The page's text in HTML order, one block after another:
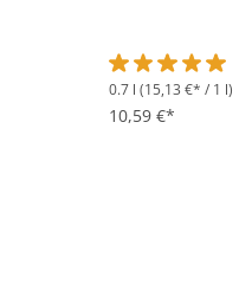
Durchschnittliche
0.7 l (15,13 €* / 1 l)
10,59 €*